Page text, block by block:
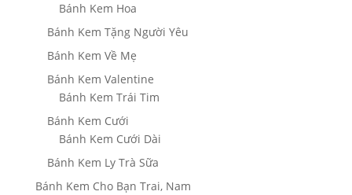
Bánh Kem Hoa
Bánh Kem Tặng Người Yêu
Bánh Kem Về Mẹ
Bánh Kem Valentine
Bánh Kem Trái Tim
Bánh Kem Cưới
Bánh Kem Cưới Dài
Bánh Kem Ly Trà Sữa
Bánh Kem Cho Bạn Trai, Nam